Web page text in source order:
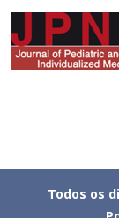
Todos os